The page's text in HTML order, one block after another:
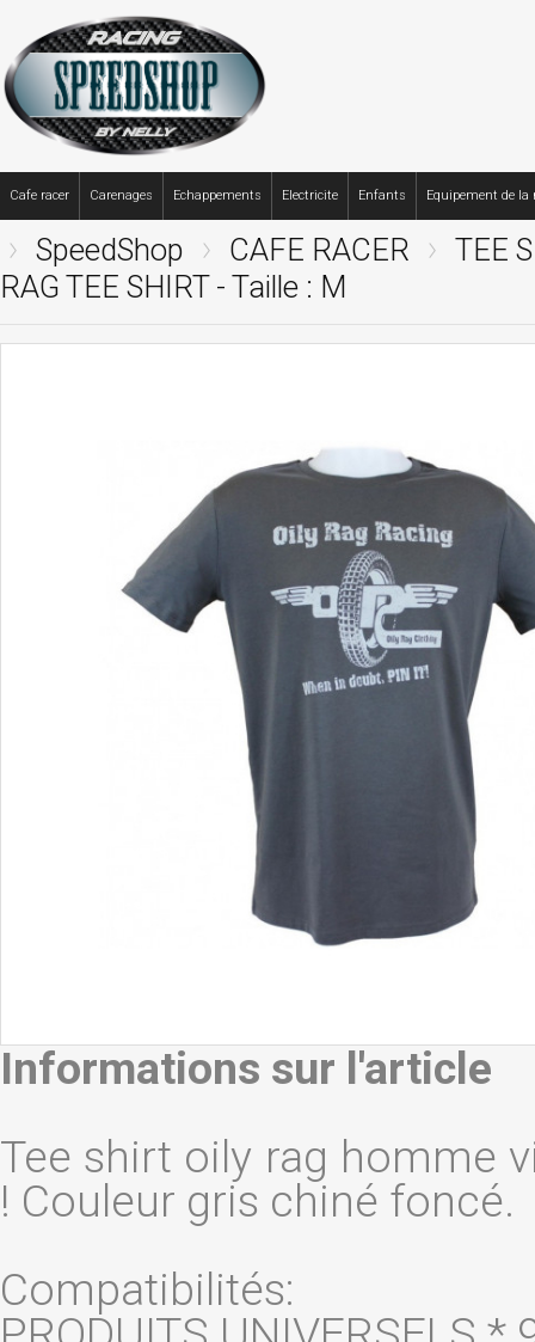
Cafe racer Carenages Echappements Electricite Enfants Equipement de la
SpeedShop CAFE RACER
TEE
RAG TEE SHIRT - Taille : M
Informations sur l'article
Tee shirt oily rag homme
! Couleur gris chiné foncé.
Compatibilités: